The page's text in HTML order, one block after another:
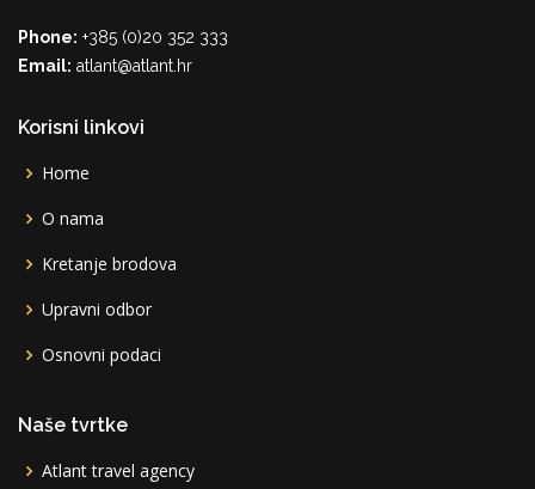
Phone: +385 (0)20 352 333
Email: atlant@atlant.hr
Korisni linkovi
Home
O nama
Kretanje brodova
Upravni odbor
Osnovni podaci
Naše tvrtke
Atlant travel agency